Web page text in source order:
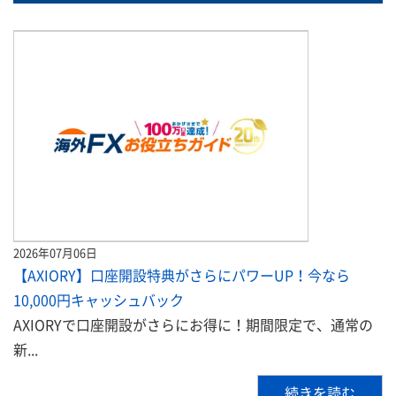
2026年07月06日
【AXIORY】口座開設特典がさらにパワーUP！今なら
10,000円キャッシュバック
AXIORYで口座開設がさらにお得に！期間限定で、通常の
新...